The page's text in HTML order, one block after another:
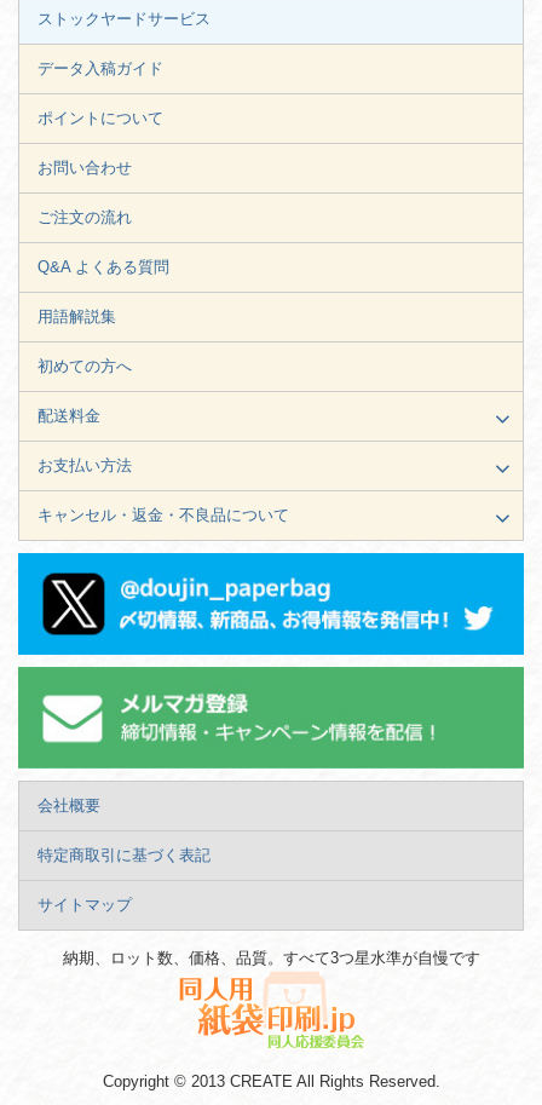
ストックヤードサービス
データ入稿ガイド
ポイントについて
お問い合わせ
ご注文の流れ
Q&A よくある質問
用語解説集
初めての方へ
配送料金
お支払い方法
キャンセル・返金・不良品について
会社概要
特定商取引に基づく表記
サイトマップ
納期、ロット数、価格、品質。すべて3つ星水準が自慢です
Copyright © 2013 CREATE All Rights Reserved.